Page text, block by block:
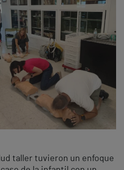
taller tuvieron un enfoque